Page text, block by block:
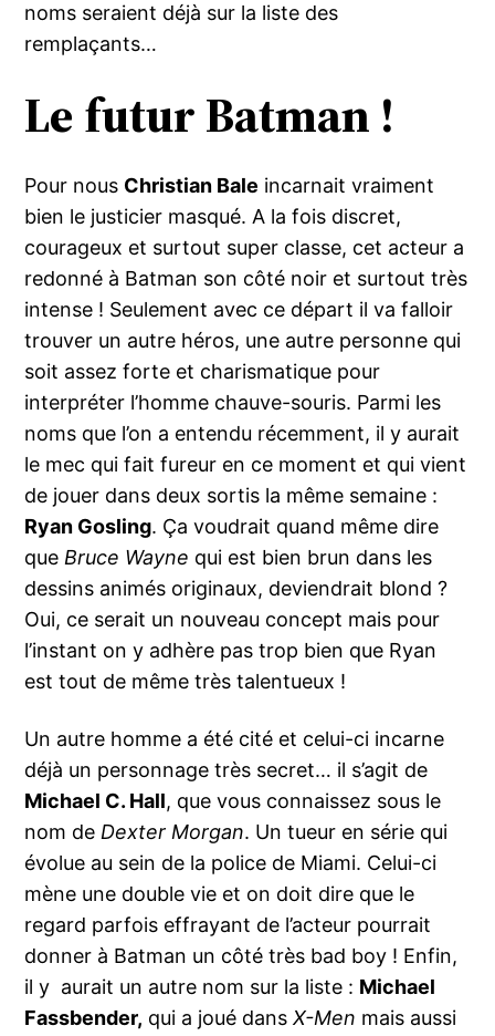
noms seraient déjà sur la liste des
remplaçants…
Le futur Batman !
Pour nous Christian Bale incarnait vraiment
bien le justicier masqué. A la fois discret,
courageux et surtout super classe, cet acteur a
redonné à Batman son côté noir et surtout très
intense ! Seulement avec ce départ il va falloir
trouver un autre héros, une autre personne qui
soit assez forte et charismatique pour
interpréter l’homme chauve-souris. Parmi les
noms que l’on a entendu récemment, il y aurait
le mec qui fait fureur en ce moment et qui vient
de jouer dans deux sortis la même semaine :
Ryan Gosling. Ça voudrait quand même dire
queBruce Wayne qui est bien brun dans les
dessins animés originaux, deviendrait blond ?
Oui, ce serait un nouveau concept mais pour
l’instant on y adhère pas trop bien que Ryan
est tout de même très talentueux !
Un autre homme a été cité et celui-ci incarne
déjà un personnage très secret… il s’agit de
Michael C. Hall, que vous connaissez sous le
nom deDexter Morgan. Un tueur en série qui
évolue au sein de la police de Miami. Celui-ci
mène une double vie et on doit dire que le
regard parfois effrayant de l’acteur pourrait
donner à Batman un côté très bad boy ! Enfin,
il y aurait un autre nom sur la liste : Michael
Fassbender, qui a joué dansX-Men mais aussi